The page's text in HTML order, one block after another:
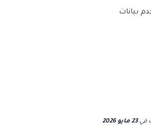
بيانات
في23 مايو 2026